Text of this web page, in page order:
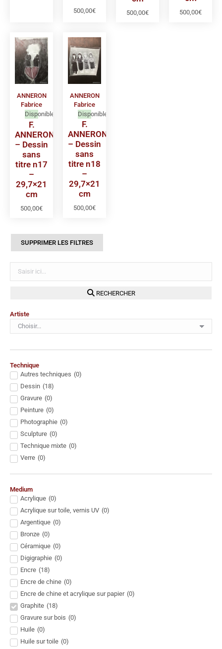
SUPPRIMER LES FILTRES
RECHERCHER
Artiste
Technique
Autres techniques (0)
Dessin (18)
Gravure (0)
Peinture (0)
Photographie (0)
Sculpture (0)
Technique mixte (0)
Verre (0)
Medium
Acrylique (0)
Acrylique sur toile, vernis UV (0)
Argentique (0)
Bronze (0)
Céramique (0)
Digigraphie (0)
Encre (18)
Encre de chine (0)
Encre de chine et acrylique sur papier (0)
Graphite (18)
Gravure sur bois (0)
Huile (0)
Huile sur toile (0)
500,00€ 500,00€ 500,00€
ANNERON
Fabrice
Disponible
F.
ANNERON
– Dessin
sans
titre n17
–
29,7×21
cm
500,00€
ANNERON
Fabrice
Disponible
F.
ANNERON
– Dessin
sans
titre n18
–
29,7×21
cm
500,00€